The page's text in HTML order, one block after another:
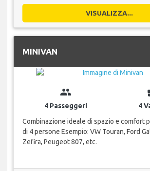
VISUALIZZA...
MINIVAN
group
4 Passeggeri
4
Combinazione ideale di spazio e comfort
di 4 persone Esempio: VW Touran, Ford
Zefira, Peugeot 807, etc.